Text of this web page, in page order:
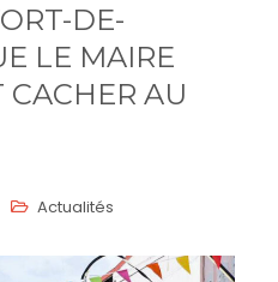
DE-
LE MAIRE
CACHER AU
Actualités